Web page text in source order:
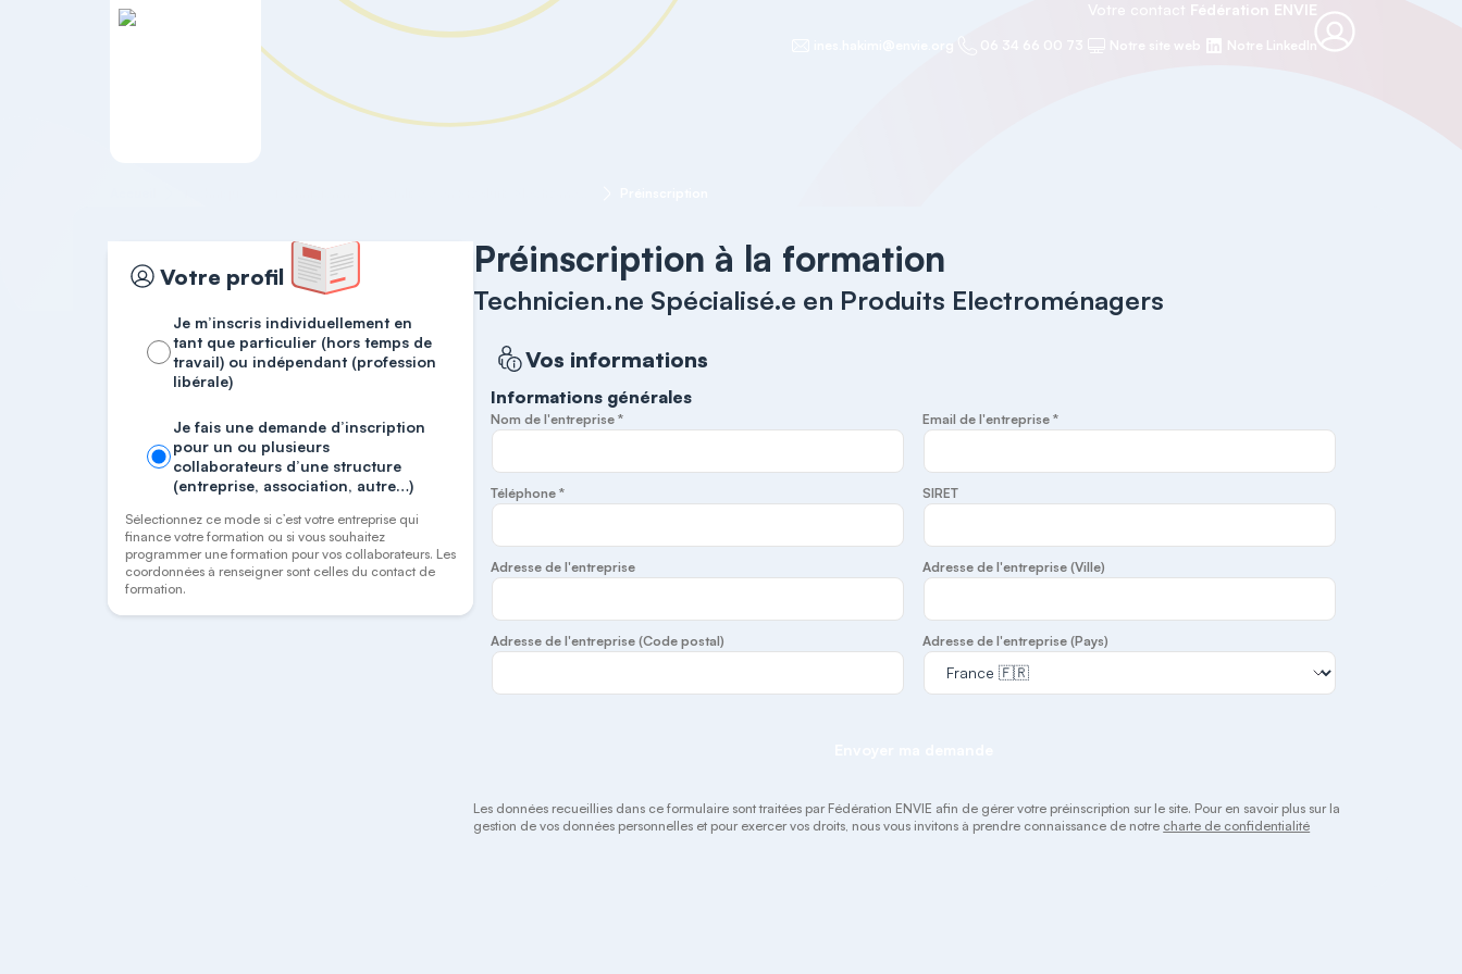
Votre contact Fédération ENVIE
Notre site web Notre LinkedIn
Votre profil
Je m’inscris individuellement en
tant que particulier (hors temps de
travail) ou indépendant (profession
libérale)
Je fais une demande d’inscription
pour un ou plusieurs
collaborateurs d’une structure
(entreprise, association, autre…)
Sélectionnez ce mode si c’est votre entreprise qui
finance votre formation ou si vous souhaitez
programmer une formation pour vos collaborateurs. Les
coordonnées à renseigner sont celles du contact de
formation.
Préinscription à la formation
Technicien.ne Spécialisé.e en Produits Electroménagers
Vos informations
Informations générales
Nom de l'entreprise * Email de l'entreprise *
Téléphone * SIRET
Adresse de l'entreprise Adresse de l'entreprise (Ville)
Adresse de l'entreprise (Code postal) Adresse de l'entreprise (Pays)
Les données recueillies dans ce formulaire sont traitées par Fédération ENVIE afin de gérer votre préinscription sur le site. Pour en savoir plus sur la
gestion de vos données personnelles et pour exercer vos droits, nous vous invitons à prendre connaissance de notre charte de confidentialité